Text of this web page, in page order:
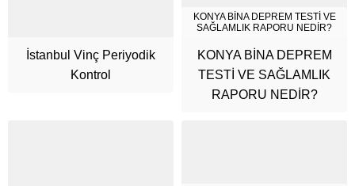
İstanbul Vinç Periyodik
Kontrol
KONYA BİNA DEPREM TESTİ VE
SAĞLAMLIK RAPORU NEDİR?
KONYA BİNA DEPREM
TESTİ VE SAĞLAMLIK
RAPORU NEDİR?